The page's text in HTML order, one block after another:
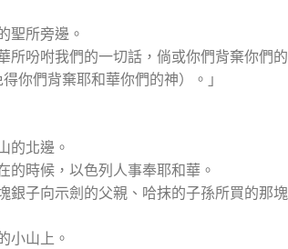
聖所旁邊。
所吩咐我們的一切話，倘或你們背棄你們的
你們背棄耶和華你們的神）。」
的北邊。
的時候，以色列人事奉耶和華。
銀子向示劍的父親、哈抹的子孫所買的那塊
小山上。